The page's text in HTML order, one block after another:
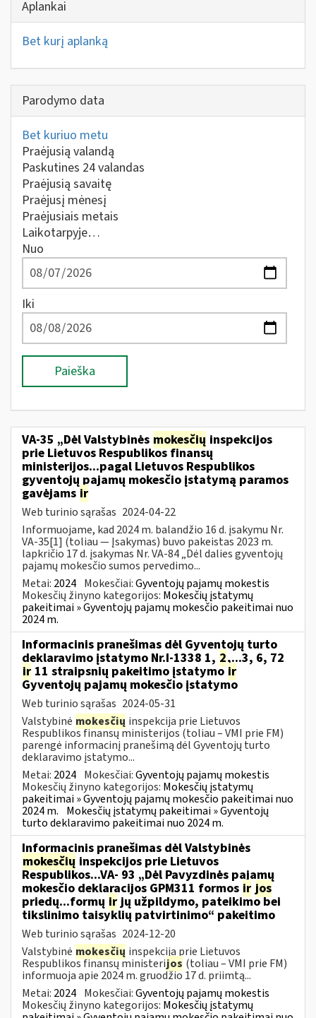
Aplankai
Bet kurį aplanką
Parodymo data
Bet kuriuo metu
Praėjusią valandą
Paskutines 24 valandas
Praėjusią savaitę
Praėjusį mėnesį
Praėjusiais metais
Laikotarpyje…
Nuo
Iki
Paieška
VA-35 „Dėl Valstybinės mokesčių inspekcijos
prie Lietuvos Respublikos finansų
ministerijos...pagal Lietuvos Respublikos
gyventojų pajamų mokesčio įstatymą paramos
gavėjams ir
Web turinio sąrašas 2024-04-22
Informuojame, kad 2024 m. balandžio 16 d. įsakymu Nr.
VA-35[1] (toliau — Įsakymas) buvo pakeistas 2023 m.
lapkričio 17 d. įsakymas Nr. VA-84 „Dėl dalies gyventojų
pajamų mokesčio sumos pervedimo...
Metai: 2024 Mokesčiai:Gyventojų pajamų mokestis
Mokesčių žinyno kategorijos: Mokesčių įstatymų
pakeitimai » Gyventojų pajamų mokesčio pakeitimai nuo
2024 m.
Informacinis pranešimas dėl Gyventojų turto
deklaravimo įstatymo Nr.I-1338 1, 2,...3, 6, 72
ir 11 straipsnių pakeitimo įstatymoir
Gyventojų pajamų mokesčio įstatymo
Web turinio sąrašas 2024-05-31
Valstybinė mokesčių inspekcija prie Lietuvos
Respublikos finansų ministerijos (toliau – VMI prie FM)
parengė informacinį pranešimą dėl Gyventojų turto
deklaravimo įstatymo...
Metai: 2024 Mokesčiai:Gyventojų pajamų mokestis
Mokesčių žinyno kategorijos: Mokesčių įstatymų
pakeitimai » Gyventojų pajamų mokesčio pakeitimai nuo
2024 m. Mokesčių įstatymų pakeitimai » Gyventojų
turto deklaravimo pakeitimai nuo 2024 m.
Informacinis pranešimas dėl Valstybinės
mokesčių inspekcijos prie Lietuvos
Respublikos...VA- 93 „Dėl Pavyzdinės pajamų
mokesčio deklaracijos GPM311 formos ir jos
priedų...formų irjų užpildymo, pateikimo bei
tikslinimo taisyklių patvirtinimo“ pakeitimo
Web turinio sąrašas 2024-12-20
Valstybinė mokesčių inspekcija prie Lietuvos
Respublikos finansų ministerijos (toliau – VMI prie FM)
informuoja apie 2024 m. gruodžio 17 d. priimtą...
Metai: 2024 Mokesčiai:Gyventojų pajamų mokestis
Mokesčių žinyno kategorijos: Mokesčių įstatymų